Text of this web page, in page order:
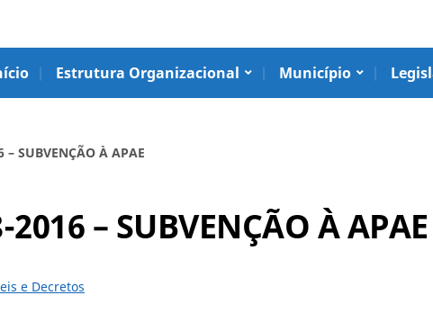
Estrutura Organizacional Município
– SUBVENÇÃO À APAE
2016 – SUBVENÇÃO À APAE
e Decretos